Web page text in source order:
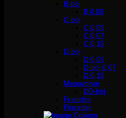
B-böj
B 0.05
C-böj
C 0,05
C 0,07
C 0,15
D-böj
D 0,05
D-böj 0,07
D 0,15
Megavolym
DD-böj
Franslim
Pincetter